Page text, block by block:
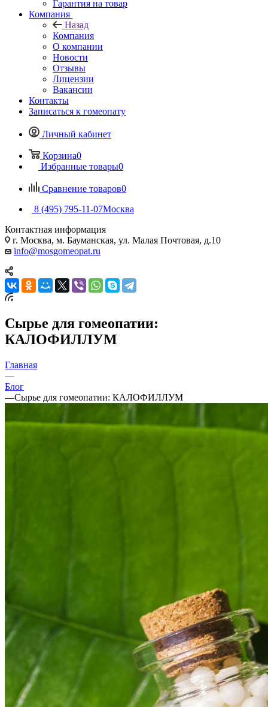
Гарантия на товар
Компания
Назад
Компания
О компании
Новости
Отзывы
Лицензии
Вакансии
Контакты
Записаться к гомеопату
Личный кабинет
Корзина0
Избранные товары0
Сравнение товаров0
8 (495) 795-11-07Москва
Контактная информация
г. Москва, м. Бауманская, ул. Малая Почтовая, д.10
info@mosgomeopat.ru
Сырье для гомеопатии:
КАЛОФИЛЛУМ
Главная
—
Блог
—Сырье для гомеопатии: КАЛОФИЛЛУМ